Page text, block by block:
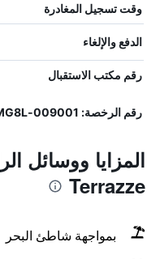
وقت تسجيل المغادرة
الدفع والإلغاء
رقم مكتب الاستقبال
رقم الرخصة: 009001-RT-0007, IT009001A142TLMG8L
Terrazze
بمواجهة شاطئ البحر